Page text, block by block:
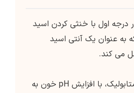
درجه اول با خنثی کردن اسید
به عنوان یک آنتی اسید
می کند.
در درمان اسیدوز متابولیک، با افزایش pH خون به